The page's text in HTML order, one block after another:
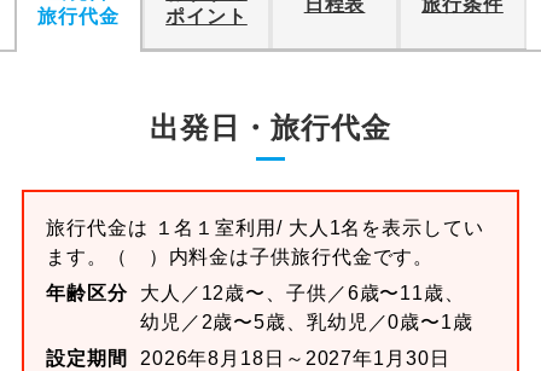
旅行代金
ポイント
日程表 旅行条件
出発日・旅行代金
旅行代金は １名１室利用/ 大人1名を表示してい
ます。
（ ）内料金は子供旅行代金です。
年齢区分
大人／12歳〜、子供／6歳〜11歳、
幼児／2歳〜5歳、乳幼児／0歳〜1歳
設定期間
2026年8月18日～2027年1月30日